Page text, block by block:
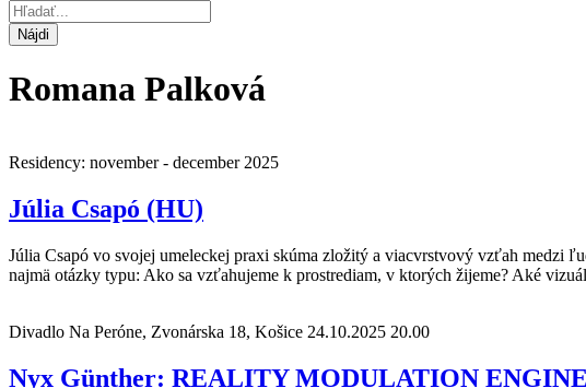
Romana Palková
Residency: november - december 2025
Júlia Csapó (HU)
Júlia Csapó vo svojej umeleckej praxi skúma zložitý a viacvrstvový vzťah medzi
najmä otázky typu: Ako sa vzťahujeme k prostrediam, v ktorých žijeme? Aké
Divadlo Na Peróne, Zvonárska 18, Košice 24.10.2025 20.00
Nyx Günther: REALITY MODULATION ENGINE